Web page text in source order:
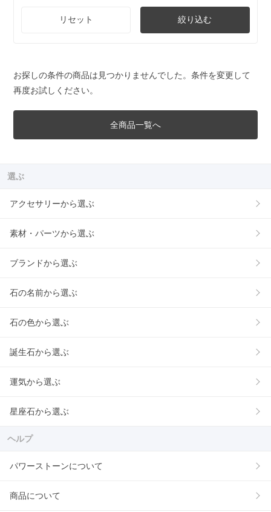
リセット 絞り込む
お探しの条件の商品は見つかりませんでした。条件を変更して
再度お試しください。
全商品一覧へ
選ぶ
アクセサリーから選ぶ
素材・パーツから選ぶ
ブランドから選ぶ
石の名前から選ぶ
石の色から選ぶ
誕生石から選ぶ
運気から選ぶ
星座石から選ぶ
ヘルプ
パワーストーンについて
商品について